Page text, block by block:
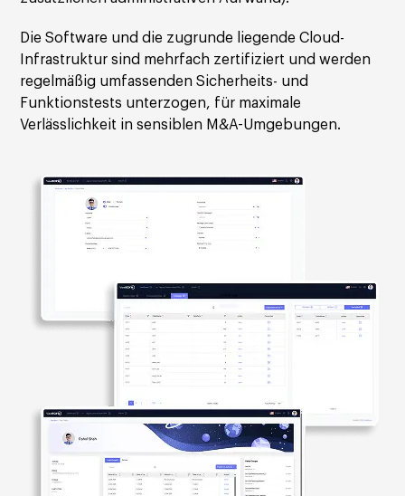
Die Software und die zugrunde liegende Cloud-
Infrastruktur sind mehrfach zertifiziert und werden
regelmäßig umfassenden Sicherheits- und
Funktionstests unterzogen, für maximale
Verlässlichkeit in sensiblen M&A-Umgebungen.